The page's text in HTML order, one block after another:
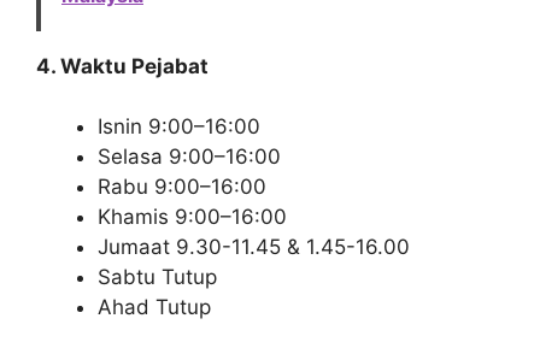
4. Waktu Pejabat
Isnin 9:00–16:00
Selasa 9:00–16:00
Rabu 9:00–16:00
Khamis 9:00–16:00
Jumaat 9.30-11.45 & 1.45-16.00
Sabtu Tutup
Ahad Tutup